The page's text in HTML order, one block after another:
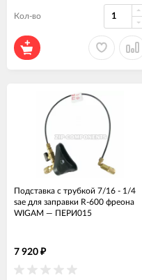
Кол-во
Подставка с трубкой 7/16 - 1/4
sae для заправки R-600 фреона
WIGAM — ПЕРИ015
7 920 ₽